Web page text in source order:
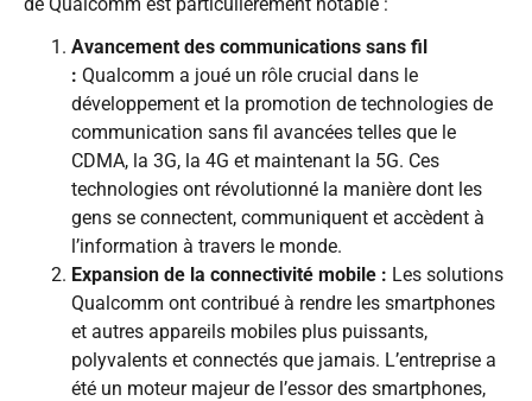
Avancement des communications sans fil
: Qualcomm a joué un rôle crucial dans le
développement et la promotion de technologies de
communication sans fil avancées telles que le
CDMA, la 3G, la 4G et maintenant la 5G. Ces
technologies ont révolutionné la manière dont les
gens se connectent, communiquent et accèdent à
l’information à travers le monde.
Expansion de la connectivité mobile : Les solutions
Qualcomm ont contribué à rendre les smartphones
et autres appareils mobiles plus puissants,
polyvalents et connectés que jamais. L’entreprise a
été un moteur majeur de l’essor des smartphones,